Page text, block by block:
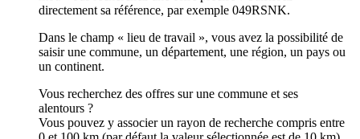
directement sa référence, par exemple 049RSNK.
Dans le champ « lieu de travail », vous avez la possibilité de
saisir une commune, un département, une région, un pays ou
un continent.
Vous recherchez des offres sur une commune et ses
alentours ?
Vous pouvez y associer un rayon de recherche compris entre